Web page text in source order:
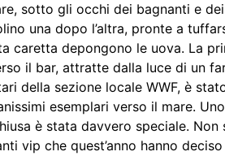
sotto gli occhi dei bagnanti e
una dopo l’altra, pronte a
caretta depongono le uova. La
il bar, attratte dalla luce di un
della sezione locale WWF, è
esemplari verso il mare.
è stata davvero speciale.
vip che quest’anno hanno